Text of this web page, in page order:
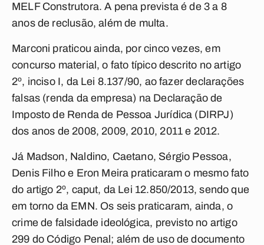
MELF Construtora. A pena prevista é de 3 a 8
anos de reclusão, além de multa.
Marconi praticou ainda, por cinco vezes, em
concurso material, o fato típico descrito no artigo
2º, inciso I, da Lei 8.137/90, ao fazer declarações
falsas (renda da empresa) na Declaração de
Imposto de Renda de Pessoa Jurídica (DIRPJ)
dos anos de 2008, 2009, 2010, 2011 e 2012.
Já Madson, Naldino, Caetano, Sérgio Pessoa,
Denis Filho e Eron Meira praticaram o mesmo fato
do artigo 2º, caput, da Lei 12.850/2013, sendo que
em torno da EMN. Os seis praticaram, ainda, o
crime de falsidade ideológica, previsto no artigo
299 do Código Penal; além de uso de documento